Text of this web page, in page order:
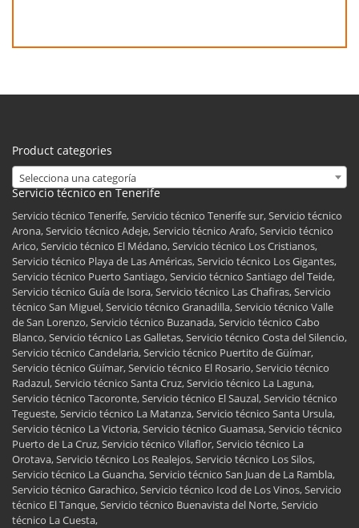
Product categories
Selecciona una categoría
Servicio técnico en Tenerife
Servicio técnico Tenerife, Servicio técnico Tenerife sur, Servicio técnico
Arona, Servicio técnico Adeje, Servicio técnico Arafo, Servicio técnico
Arico, Servicio técnico El Médano, Servicio técnico Los Cristianos,
Servicio técnico Playa de Las Américas, Servicio técnico Los Gigantes,
Servicio técnico Puerto Santiago, Servicio técnico Santiago del Teide,
Servicio técnico Guía de Isora, Servicio técnico Las Chafiras, Servicio
técnico San Miguel, Servicio técnico Granadilla, Servicio técnico Valle
de San Lorenzo, Servicio técnico Buzanada, Servicio técnico Cabo
Blanco, Servicio técnico Las Galletas, Servicio técnico Costa del Silencio,
Servicio técnico Candelaria, Servicio técnico Puertito de Güímar,
Servicio técnico Güímar, Servicio técnico El Rosario, Servicio técnico
Radazul, Servicio técnico Santa Cruz, Servicio técnico La Laguna,
Servicio técnico Tacoronte, Servicio técnico El Sauzal, Servicio técnico
Tegueste, Servicio técnico La Matanza, Servicio técnico Santa Ursula,
Servicio técnico La Victoria, Servicio técnico Guamasa, Servicio técnico
Puerto de La Cruz, Servicio técnico Vilaflor, Servicio técnico La
Orotava, Servicio técnico Los Realejos, Servicio técnico Los Silos,
Servicio técnico La Guancha, Servicio técnico San Juan de La Rambla,
Servicio técnico Garachico, Servicio técnico Icod de Los Vinos, Servicio
técnico El Tanque, Servicio técnico Buenavista del Norte, Servicio
técnico La Cuesta,